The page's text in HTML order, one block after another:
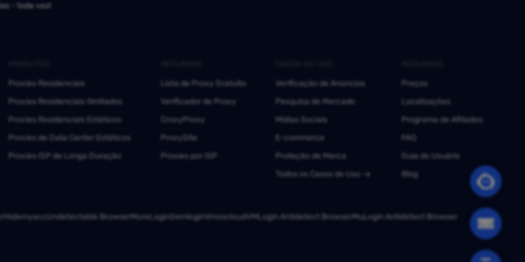
- toda vez!
Proxies Residenciais
Proxies Residenciais Ilimitados
Proxies Residenciais Estáticos
Proxies de Data Center Estáticos
Proxies ISP de Longa Duração
Lista de Proxy Gratuito
Verificador de Proxy
CroxyProxy
ProxySite
Proxies por ISP
Verificação de Anúncios
Pesquisa de Mercado
Mídias Sociais
E-commerce
Proteção de Marca
Todos os Casos de Uso
Preços
Localizações
Programa de Afiliados
FAQ
Guia do Usuário
Blog
Hidemyacc Undetectable BrowserMoreLoginGemloginVmoscloud VMLogin Antidetect BrowserMuLogin Antidetect Browser